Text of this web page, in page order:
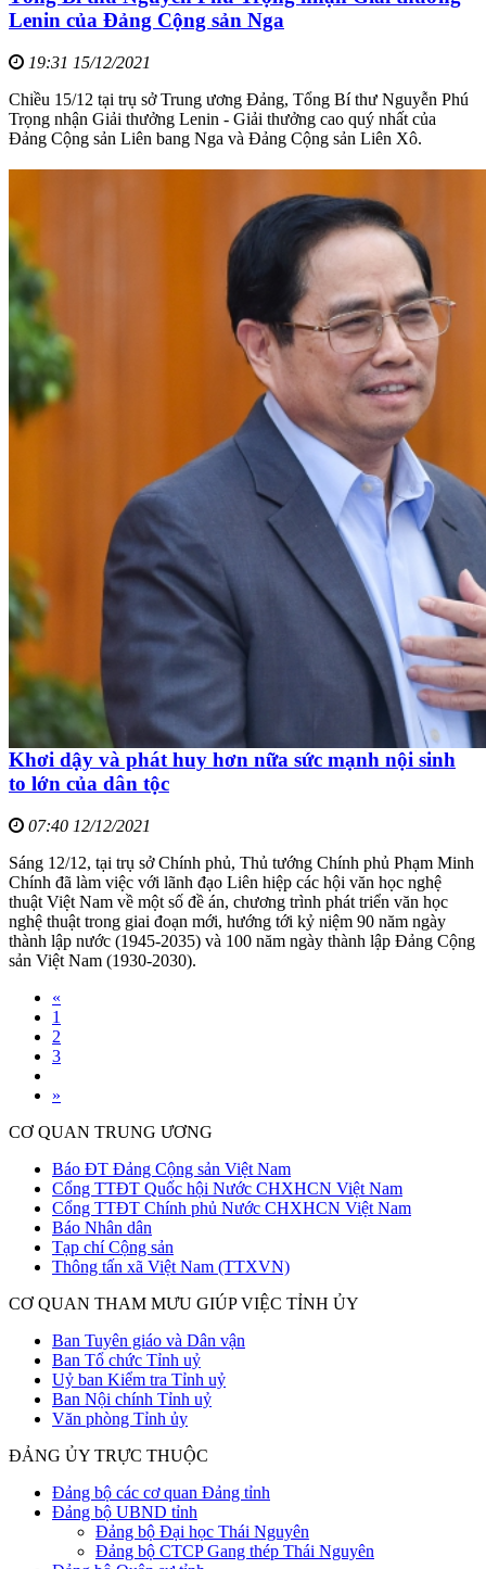
Lenin của Đảng Cộng sản Nga
19:31 15/12/2021
Chiều 15/12 tại trụ sở Trung ương Đảng, Tổng Bí thư Nguyễn Phú
Trọng nhận Giải thưởng Lenin - Giải thưởng cao quý nhất của
Đảng Cộng sản Liên bang Nga và Đảng Cộng sản Liên Xô.
Khơi dậy và phát huy hơn nữa sức mạnh nội sinh
to lớn của dân tộc
07:40 12/12/2021
Sáng 12/12, tại trụ sở Chính phủ, Thủ tướng Chính phủ Phạm Minh
Chính đã làm việc với lãnh đạo Liên hiệp các hội văn học nghệ
thuật Việt Nam về một số đề án, chương trình phát triển văn học
nghệ thuật trong giai đoạn mới, hướng tới kỷ niệm 90 năm ngày
thành lập nước (1945-2035) và 100 năm ngày thành lập Đảng Cộng
sản Việt Nam (1930-2030).
«
1
2
3
»
CƠ QUAN TRUNG ƯƠNG
Báo ĐT Đảng Cộng sản Việt Nam
Cổng TTĐT Quốc hội Nước CHXHCN Việt Nam
Cổng TTĐT Chính phủ Nước CHXHCN Việt Nam
Báo Nhân dân
Tạp chí Cộng sản
Thông tấn xã Việt Nam (TTXVN)
CƠ QUAN THAM MƯU GIÚP VIỆC TỈNH ỦY
Ban Tuyên giáo và Dân vận
Ban Tổ chức Tỉnh uỷ
Uỷ ban Kiểm tra Tỉnh uỷ
Ban Nội chính Tỉnh uỷ
Văn phòng Tỉnh ủy
ĐẢNG ỦY TRỰC THUỘC
Đảng bộ các cơ quan Đảng tỉnh
Đảng bộ UBND tỉnh
Đảng bộ Đại học Thái Nguyên
Đảng bộ CTCP Gang thép Thái Nguyên